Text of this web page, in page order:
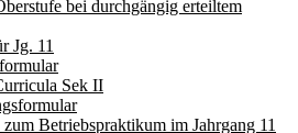
bei durchgängig erteiltem
Jg. 11
Sek II
Betriebspraktikum im Jahrgang 11